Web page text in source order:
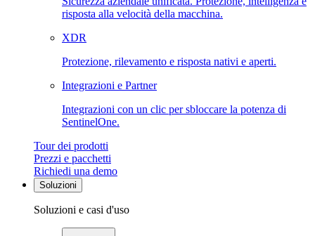
risposta alla velocità della macchina.
XDR
Protezione, rilevamento e risposta nativi e aperti.
Integrazioni e Partner
Integrazioni con un clic per sbloccare la potenza di
SentinelOne.
Tour dei prodotti
Prezzi e pacchetti
Richiedi una demo
Soluzioni
Soluzioni e casi d'uso